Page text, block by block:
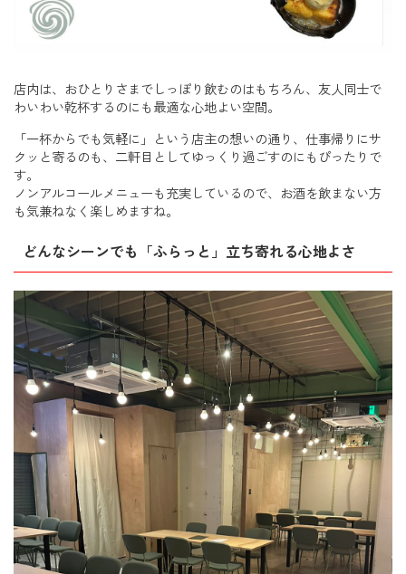
店内は、おひとりさまでしっぽり飲むのはもちろん、友人同士で
わいわい乾杯するのにも最適な心地よい空間。
「一杯からでも気軽に」という店主の想いの通り、仕事帰りにサ
クッと寄るのも、二軒目としてゆっくり過ごすのにもぴったりで
す。
ノンアルコールメニューも充実しているので、お酒を飲まない方
も気兼ねなく楽しめますね。
どんなシーンでも「ふらっと」立ち寄れる心地よさ